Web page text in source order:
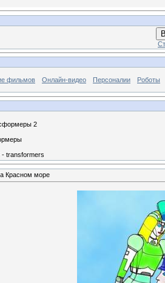
фильмов Онлайн-видео Персоналии Роботы
2
transformers
Красном море